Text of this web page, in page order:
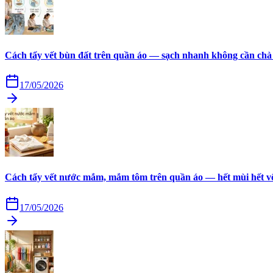
Cách tẩy vết bùn đất trên quần áo — sạch nhanh không cần
17/05/2026
Cách tẩy vết nước mắm, mắm tôm trên quần áo — hết mùi hết
17/05/2026